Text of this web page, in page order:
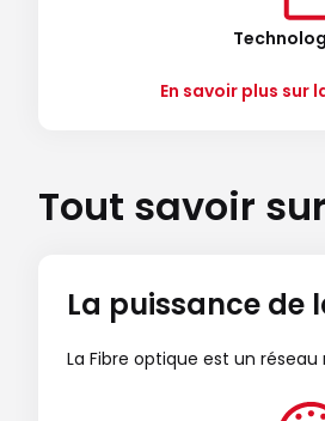
En savoir plus sur
Tout savoir
La puissance de
La Fibre optique est un